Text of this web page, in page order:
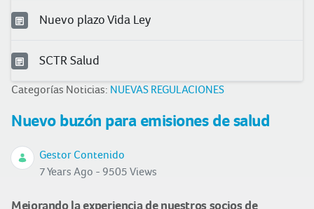
Nuevo plazo Vida Ley
SCTR Salud
Categorías Noticias: NUEVAS REGULACIONES
Nuevo buzón para emisiones de salud
Gestor Contenido
7 Years Ago - 9505 Views
Mejorando la experiencia de nuestros socios de